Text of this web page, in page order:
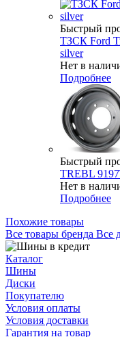
Быстрый
ТЗСК Ford
silver
Нет в
Подробнее
Быстрый
TREBL
Нет в
Подробнее
Похожие товары
Все товары бренда Все
Каталог
Шины
Диски
Покупателю
Условия оплаты
Условия доставки
Гарантия на товар